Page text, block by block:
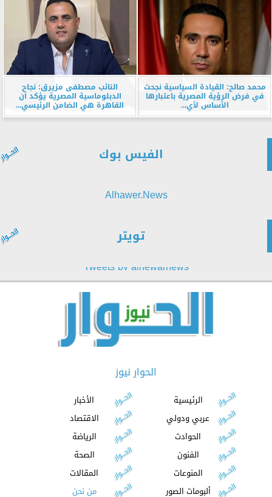
محمد صالح: القيادة السياسية نجحت
في فرض الرؤية المصرية باعتبارها
الأساس لأي...
النائب مصطفى مزيرق: نجاح
الدبلوماسية المصرية يؤكد أن
القاهرة هي الضامن الرئيسي...
الفيس بوك
Alhawer.News
تويتر
Tweets by alhewarnews
الحوار نيوز
الرئيسية
الأخبار
عربي ودولي
الاقتصاد
الحوادث
الرياضة
الفنون
الصحة
المنوعات
المقالات
ألبومات الصور
من نحن